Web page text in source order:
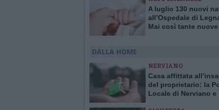
A luglio 130 nuovi
all’Ospedale di
Mai così tante
DALLA HOME
NERVIANO
Casa affittata
del proprietario: la
Locale di Nerviano e